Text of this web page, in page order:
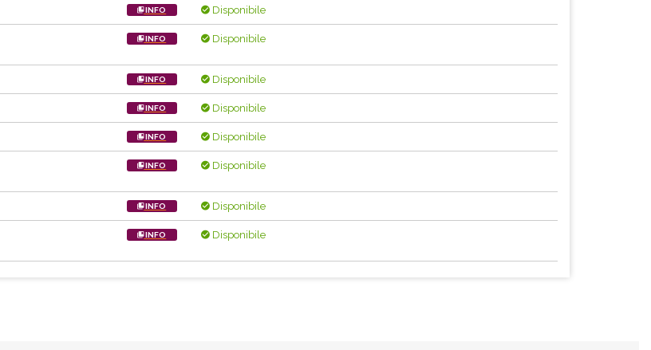
INFO Disponibile
INFO Disponibile
INFO Disponibile
INFO Disponibile
INFO Disponibile
INFO Disponibile
INFO Disponibile
INFO Disponibile